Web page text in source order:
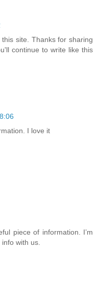
site. Thanks for sharing
continue to write like this
I love it
piece of information. I’m
with us.